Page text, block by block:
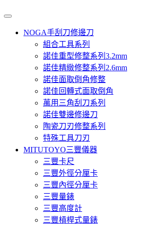
NOGA手刮刀修邊刀
組合工具系列
諾佳重型修整系列3.2mm
諾佳精緻修整系列2.6mm
諾佳面取倒角修整
諾佳回轉式面取倒角
萬用三角刮刀系列
諾佳雙邊修邊刀
陶瓷刀刃修整系列
特殊工具刀刃
MITUTOYO三豐儀器
三豐卡尺
三豐外徑分厘卡
三豐內徑分厘卡
三豐量錶
三豐高度計
三豐槓桿式量錶